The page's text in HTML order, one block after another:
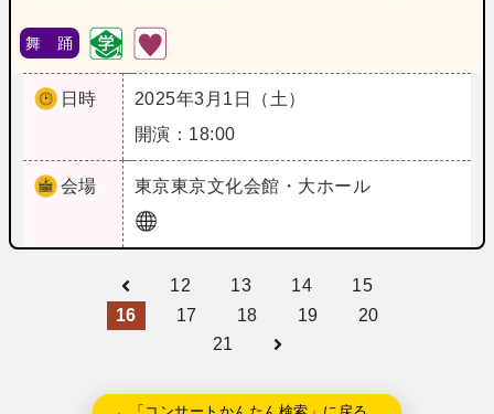
舞 踊
日時
2025年3月1日（土）
開演：18:00
会場 東京東京文化会館・大ホール
12 13 14
15
16
17 18 19
20
21